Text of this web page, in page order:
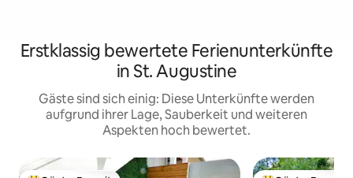
Erstklassig bewertete Ferienunterkünfte
in St. Augustine
Gäste sind sich einig: Diese Unterkünfte werden
aufgrund ihrer Lage, Sauberkeit und weiteren
Aspekten hoch bewertet.